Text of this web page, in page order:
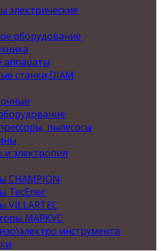
электрические
оборудование
аппараты
станки DIAM
пылесосы
электропил
CHAMPION
TecEner
VILLARTEC
МАРКУС
инструмента